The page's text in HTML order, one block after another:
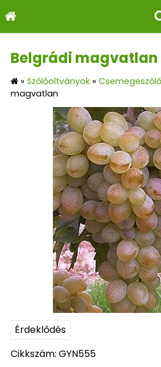
Belgrádi magvatlan
» Szőlőoltványok »
magvatlan
Érdeklődés
Cikkszám: GYN555